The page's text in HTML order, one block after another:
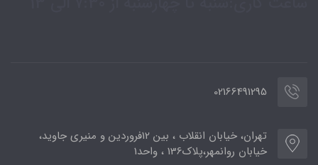
02166491295
تهران، خیابان انقلاب ، بین 12فروردین و منیری جاوید،
خیابان روانمهر،پلاک136 ، واحد1